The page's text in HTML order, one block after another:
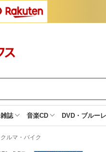
雑誌 音楽CD DVD・ブルー
クルマ・バイク